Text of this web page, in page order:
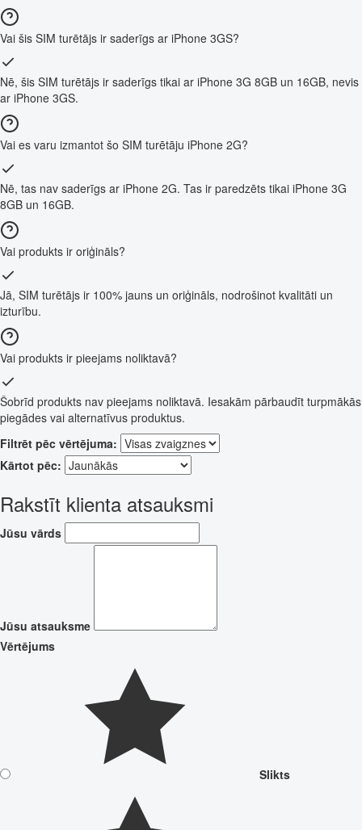
Vai šis SIM turētājs ir saderīgs ar iPhone 3GS?
Nē, šis SIM turētājs ir saderīgs tikai ar iPhone 3G 8GB un 16GB, nevis
ar iPhone 3GS.
Vai es varu izmantot šo SIM turētāju iPhone 2G?
Nē, tas nav saderīgs ar iPhone 2G. Tas ir paredzēts tikai iPhone 3G
8GB un 16GB.
Vai produkts ir oriģināls?
Jā, SIM turētājs ir 100% jauns un oriģināls, nodrošinot kvalitāti un
izturību.
Vai produkts ir pieejams noliktavā?
Šobrīd produkts nav pieejams noliktavā. Iesakām pārbaudīt turpmākās
piegādes vai alternatīvus produktus.
Filtrēt pēc vērtējuma:
Kārtot pēc:
Rakstīt klienta atsauksmi
Jūsu vārds
Jūsu atsauksme
Vērtējums
Slikts